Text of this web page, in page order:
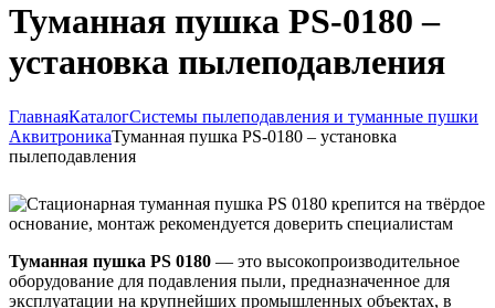
Туманная пушка PS-0180 –
установка пылеподавления
ГлавнаяКаталогСистемы пылеподавления и туманные пушки
АквитроникаТуманная пушка PS-0180 – установка
пылеподавления
Туманная пушка PS 0180 — это высокопроизводительное
оборудование для подавления пыли, предназначенное для
эксплуатации на крупнейших промышленных объектах, в